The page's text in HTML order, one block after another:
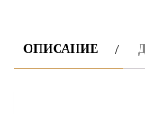
ОПИСАНИЕ